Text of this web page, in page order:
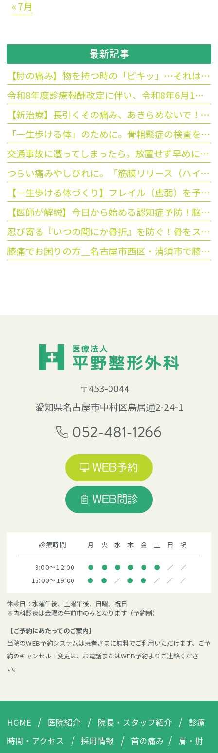
« 7月
最新記事
【肘の痛み】物を持つ時の「ピキッ」…それはテニス肘かも？最新の衝撃波治療をご紹介
令和8年度診療報酬改定に伴い、令和8年6月1日から保険点数が変更になることの案内をお願いします
【新治療】長引くその痛み、あきらめないで！「拡散型衝撃波」を導入しました
「一生歩ける体」のために。骨粗鬆症の検査を今、お勧めする3つの理由
交通事故に遭ってしまったら。放置せず早めに受診を
つらい痛みやしびれに。「筋膜リリース（ハイドロリリース）」のご紹介
【一生歩ける体づくり】フレイル（虚弱）を予防して、いつまでも活動的な毎日を！
【医師が解説】今日から始める認知症予防！脳を活性化する「簡単な習慣」と脳トレのコツ
忍び寄る『いつの間にか骨折』を防ぐ！骨をスカスカにさせない生活習慣
膝痛でお困りの方＿名古屋市西区・清須市で膝痛でお困りの方、平野整形へご相談ください。
〒453-0044
愛知県名古屋市中村区鳥居通2-24-1
052-481-1266
WEB予約
WEB問診
診療時間 月 火 水 木 金 土 日 祝
9:00～12:00 ● ● ● ● ● ● ／ ／
16:00～19:00 ● ● ／ ● ● ／ ／ ／
休診日：水曜午後、土曜午後、日曜、祝日
※内科診療は金曜の午前中のみとなります（予約制）
【ご予約にあたってのご案内】
当院のWEB予約システムは患者さまに無料でご利用いただけます。ご予
約のキャンセル・変更は、お電話またはWEB予約よりご連絡くださ
い。
HOME 医院紹介 院長・ スタッフ紹介
診療
時間・ アクセス 採用情報 首の痛み
肩・肘